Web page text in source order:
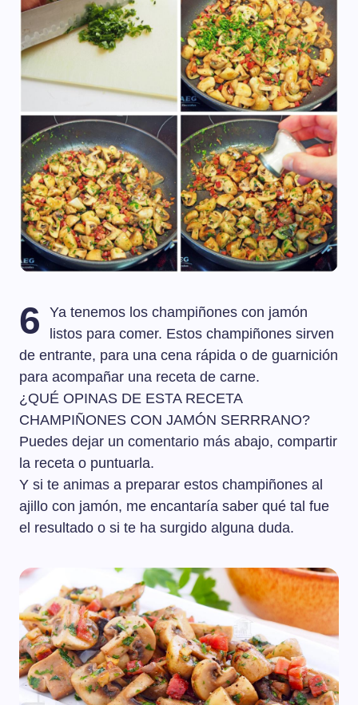
6
Ya tenemos los champiñones con jamón
listos para comer. Estos champiñones sirven
de entrante, para una cena rápida o de guarnición
para acompañar una receta de carne.
¿QUÉ OPINAS DE ESTA RECETA
CHAMPIÑONES CON JAMÓN SERRRANO?
Puedes dejar un comentario más abajo, compartir
la receta o puntuarla.
Y si te animas a preparar estos champiñones al
ajillo con jamón, me encantaría saber qué tal fue
el resultado o si te ha surgido alguna duda.